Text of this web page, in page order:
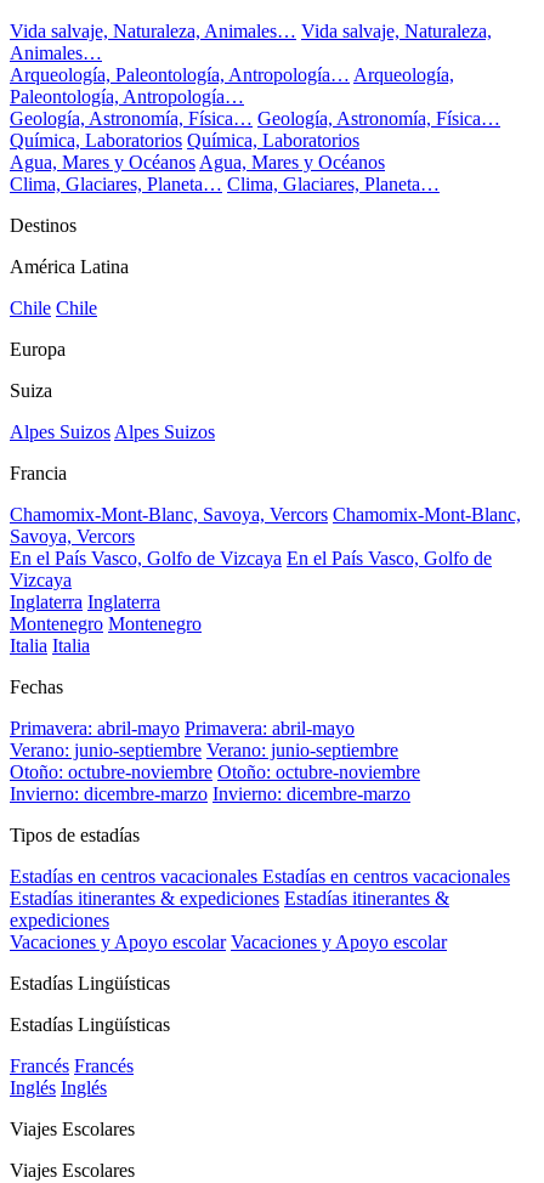
Vida salvaje, Naturaleza, Animales… Vida salvaje, Naturaleza,
Animales…
Arqueología, Paleontología, Antropología… Arqueología,
Paleontología, Antropología…
Geología, Astronomía, Física… Geología, Astronomía, Física…
Química, Laboratorios Química, Laboratorios
Agua, Mares y Océanos Agua, Mares y Océanos
Clima, Glaciares, Planeta… Clima, Glaciares, Planeta…
Destinos
América Latina
Chile Chile
Europa
Suiza
Alpes Suizos Alpes Suizos
Francia
Chamomix-Mont-Blanc, Savoya, Vercors Chamomix-Mont-Blanc,
Savoya, Vercors
En el País Vasco, Golfo de Vizcaya En el País Vasco, Golfo de
Vizcaya
Inglaterra Inglaterra
Montenegro Montenegro
Italia Italia
Fechas
Primavera: abril-mayo Primavera: abril-mayo
Verano: junio-septiembre Verano: junio-septiembre
Otoño: octubre-noviembre Otoño: octubre-noviembre
Invierno: dicembre-marzo Invierno: dicembre-marzo
Tipos de estadías
Estadías en centros vacacionales Estadías en centros vacacionales
Estadías itinerantes & expediciones Estadías itinerantes &
expediciones
Vacaciones y Apoyo escolar Vacaciones y Apoyo escolar
Estadías Lingüísticas
Estadías Lingüísticas
Francés Francés
Inglés Inglés
Viajes Escolares
Viajes Escolares